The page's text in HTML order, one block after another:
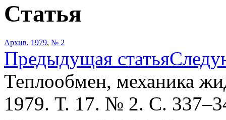
Статья
Архив, 1979, № 2
Предыдущая статья
Теплообмен, механика
1979. Т. 17. № 2. С.